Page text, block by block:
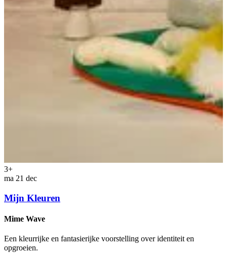
3+
ma 21 dec
Mijn Kleuren
Mime Wave
Een kleurrijke en fantasierijke voorstelling over identiteit en
opgroeien.